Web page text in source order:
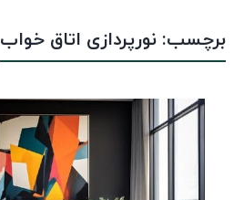
برچسب: نورپردازی اتاق خواب